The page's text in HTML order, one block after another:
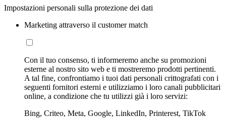
Impostazioni personali sulla protezione dei dati
Marketing attraverso il customer match
Con il tuo consenso, ti informeremo anche su promozioni
esterne al nostro sito web e ti mostreremo prodotti pertinenti.
A tal fine, confrontiamo i tuoi dati personali crittografati con i
seguenti fornitori esterni e utilizziamo i loro canali pubblicitari
online, a condizione che tu utilizzi già i loro servizi:
Bing, Criteo, Meta, Google, LinkedIn, Printerest, TikTok